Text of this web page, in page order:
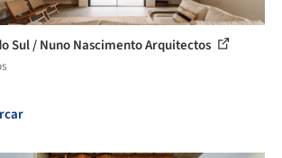
Sul / Nuno Nascimento Arquitectos